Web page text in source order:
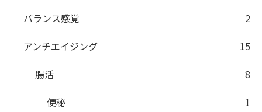
バランス感覚
2
アンチエイジング
15
腸活
8
便秘
1